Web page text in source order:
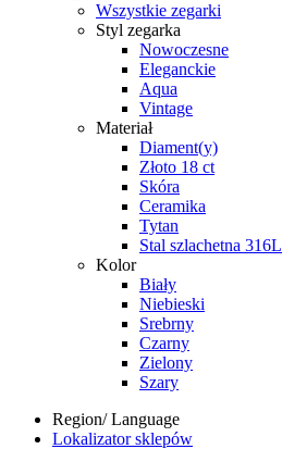
Wszystkie zegarki
Styl zegarka
Nowoczesne
Eleganckie
Aqua
Vintage
Materiał
Diament(y)
Złoto 18 ct
Skóra
Ceramika
Tytan
Stal szlachetna 316L
Kolor
Biały
Niebieski
Srebrny
Czarny
Zielony
Szary
Region/ Language
Lokalizator sklepów